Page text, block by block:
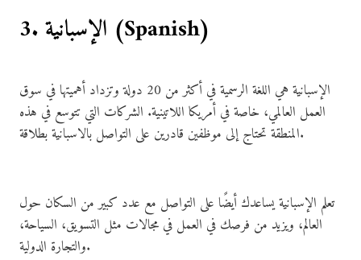
3. الإسبانية (Spanish)
الإسبانية هي اللغة الرسمية في أكثر من 20 دولة وتزداد أهميتها في سوق
العمل العالمي، خاصة في أمريكا اللاتينية. الشركات التي تتوسع في هذه
المنطقة تحتاج إلى موظفين قادرين على التواصل بالاسبانية بطلاقة.
تعلم الإسبانية يساعدك أيضًا على التواصل مع عدد كبير من السكان حول
العالم، ويزيد من فرصك في العمل في مجالات مثل التسويق، السياحة،
والتجارة الدولية.